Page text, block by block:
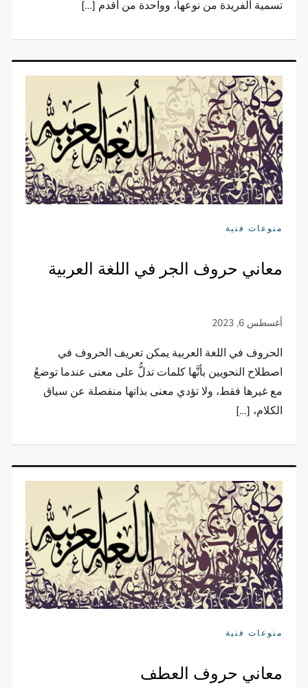
تسمية الفريدة من نوعها، وواحدة من أقدم […]
منوعات فنية
معاني حروف الجر في اللغة العربية
الحروف في اللغة العربية يمكن تعريف الحروف في
اصطلاح النحويين بأنَّها كلمات تدلُّ على معنى عندما توضعُ
مع غيرها فقط، ولا تؤدي معنى بذاتها منفصلة عن سياق
الكلام، […]
منوعات فنية
معاني حروف العطف